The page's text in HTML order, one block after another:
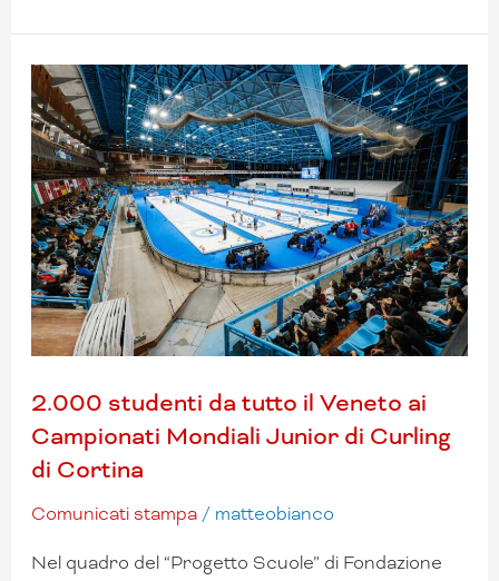
2.000 studenti da tutto il Veneto ai
Campionati Mondiali Junior di Curling
di Cortina
Comunicati stampa/ matteobianco
Nel quadro del “Progetto Scuole” di Fondazione
2.000
studenti
da
tutto
il
Veneto
ai
Campionati
Mondiali
Junior
di
di
Cortina